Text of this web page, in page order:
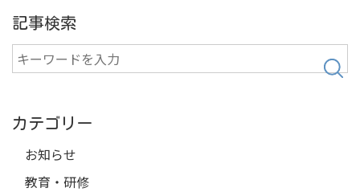
記事検索
検
カテゴリー
お知らせ
教育・研修